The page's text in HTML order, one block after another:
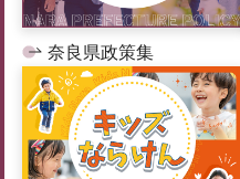
奈良県政策集